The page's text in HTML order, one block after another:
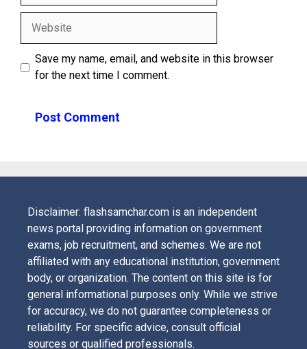
Save my name, email, and website in this browser
for the next time I comment.
Disclaimer: flashsamchar.com is an independent
news portal providing information on government
exams, job recruitment, and schemes. We are not
affiliated with any educational institution, government
body, or organization. The content on this site is for
general informational purposes only. While we strive
for accuracy, we do not guarantee completeness or
reliability. For specific advice, consult official
sources or qualified professionals.